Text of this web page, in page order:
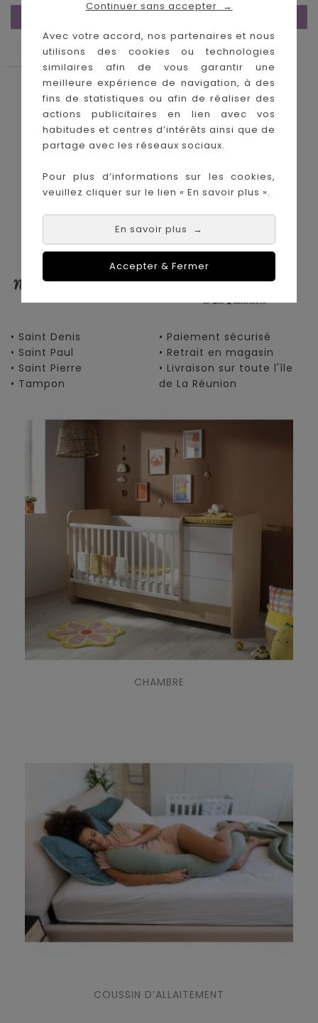
Continuer sans accepter →
Avec votre accord, nos partenaires et nous
utilisons des cookies ou technologies
similaires afin de vous garantir une
meilleure expérience de navigation, à des
fins de statistiques ou afin de réaliser des
actions publicitaires en lien avec vos
habitudes et centres d’intérêts ainsi que de
partage avec les réseaux sociaux.
Pour plus d’informations sur les cookies,
veuillez cliquer sur le lien « En savoir plus ».
En savoir plus →
Accepter & Fermer
FIN DE PAGE.
Le Coin des Petits propose les plus
grandes marques de puériculture aux
meilleurs prix sur l'île de la Réunion !
Nos magasins à Achat en ligne :
• Saint Denis
• Saint Paul
• Saint Pierre
• Tampon
• Paiement sécurisé
• Retrait en magasin
• Livraison sur toute l'île
de La Réunion
CHAMBRE
COUSSIN D’ALLAITEMENT